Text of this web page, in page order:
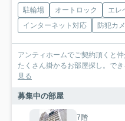
駐輪場 オートロック エレ
インターネット対応
防犯カ
アンティホームでご契約頂くと
たくさん掛かるお部屋探し。で
見る
募集中の部屋
7階